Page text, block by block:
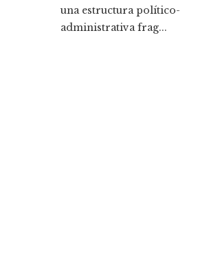
una estructura político-
administrativa frag...